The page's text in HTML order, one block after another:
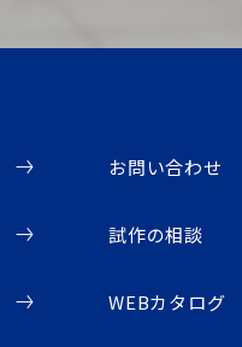
お問い合わせ
試作の相談
WEBカタログ